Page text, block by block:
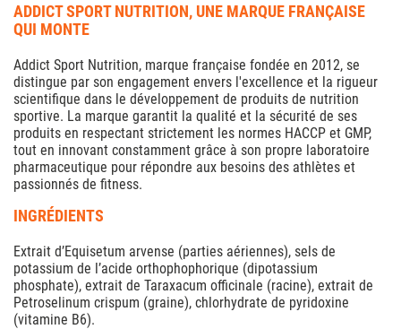
ADDICT SPORT NUTRITION, UNE MARQUE FRANÇAISE
QUI MONTE
Addict Sport Nutrition, marque française fondée en 2012, se
distingue par son engagement envers l'excellence et la rigueur
scientifique dans le développement de produits de nutrition
sportive. La marque garantit la qualité et la sécurité de ses
produits en respectant strictement les normes HACCP et GMP,
tout en innovant constamment grâce à son propre laboratoire
pharmaceutique pour répondre aux besoins des athlètes et
passionnés de fitness.
INGRÉDIENTS
Extrait d’Equisetum arvense (parties aériennes), sels de
potassium de l’acide orthophophorique (dipotassium
phosphate), extrait de Taraxacum officinale (racine), extrait de
Petroselinum crispum (graine), chlorhydrate de pyridoxine
(vitamine B6).